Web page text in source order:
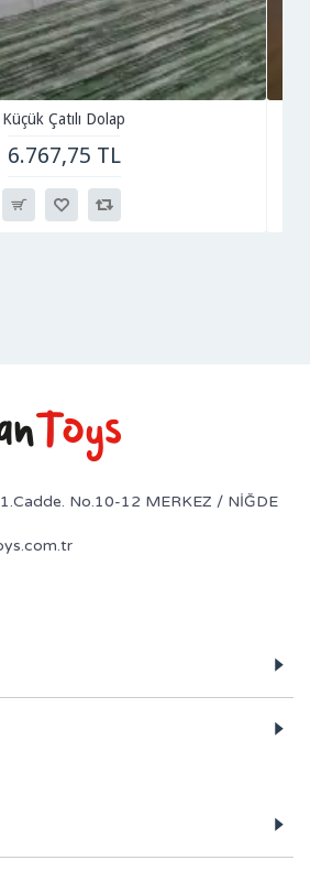
Küçük Çatılı Dolap
6.767,75 TL
No.10-12 MERKEZ / NİĞDE